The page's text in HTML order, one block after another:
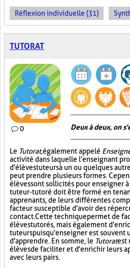
Réflexion individuelle (31)
TUTORAT
0 Deux à deux, on
Le Tutorat, également appelé
activité dans laquelle l'enseignant
d'élèves tuteurs à un ou quelques
peut prendre plusieurs formes.
élèves sont sollicités pour enseigner
tuteur-tutoré doit être formé en
apprenants, de leurs différentes
facteur susceptible d'avoir des
contact. Cette technique permet de
élèves tutorés, mais également
tuteurs puisqu'enseigner est souvent
d'apprendre. En somme, le Tutoratest
élèves de faciliter et d'enrichir leurs
avec leurs pairs.